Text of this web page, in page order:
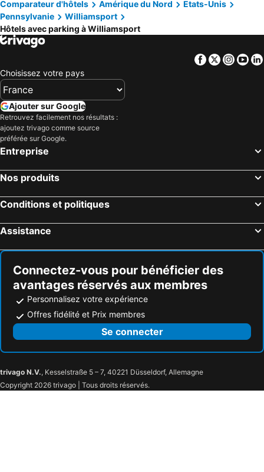
Comparateur d'hôtels Amérique du Nord
Etats-Unis
Pennsylvanie
Williamsport
Hôtels avec parking à Williamsport
Facebook
Twitter
Choisissez votre pays
Ajouter sur Google
Retrouvez facilement nos résultats :
ajoutez trivago comme source
préférée sur Google.
Entreprise
Nos produits
Conditions et politiques
Assistance
Connectez-vous pour bénéficier des
avantages réservés aux membres
Personnalisez votre expérience
Offres fidélité et Prix membres
Se connecter
trivago N.V., Kesselstraße 5 – 7, 40221 Düsseldorf, Allemagne
Copyright 2026 trivago | Tous droits réservés.